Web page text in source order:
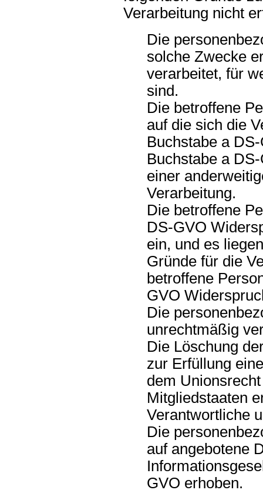
Verarbeitung nicht
Die
solche Zwecke
verarbeitet, für
sind.
Die betroffene
auf die sich die
Buchstabe a
Buchstabe a
einer
Verarbeitung.
Die betroffene
DS-GVO
ein, und es
Gründe für die
betroffene
GVO
Die
unrechtmäßig
Die Löschung
zur Erfüllung
dem
Mitgliedstaaten
Verantwortliche
Die
auf angebotene
GVO erhoben.